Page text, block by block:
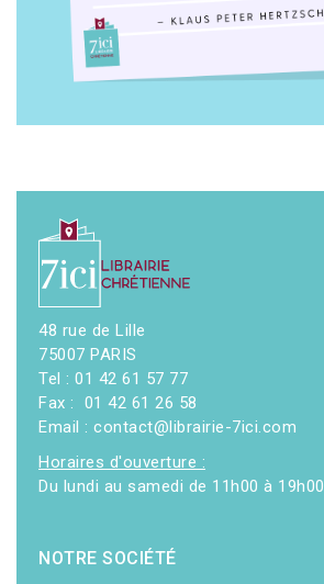
48 rue de Lille
75007 PARIS
Tel : 01 42 61 57 77
Fax : 01 42 61 26 58
Email : contact@librairie-7ici.com
Horaires d'ouverture :
Du lundi au samedi de 11h00 à 19h00
NOTRE SOCIÉTÉ